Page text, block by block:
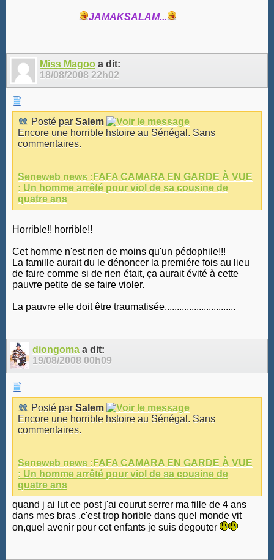
JAMAKSALAM...
Miss Magoo a dit:
18/08/2008 22h02
Posté par Salem
Encore une horrible hstoire au Sénégal. Sans
commentaires.
Seneweb news :FAFA CAMARA EN GARDE À VUE
: Un homme arrêté pour viol de sa cousine de
quatre ans
Horrible!! horrible!!
Cet homme n'est rien de moins qu'un pédophile!!!
La famille aurait du le dénoncer la premiére fois au lieu
de faire comme si de rien était, ça aurait évité à cette
pauvre petite de se faire violer.
La pauvre elle doit être traumatisée.............................
diongomaa dit:
19/08/2008 00h09
Posté par Salem
Encore une horrible hstoire au Sénégal. Sans
commentaires.
Seneweb news :FAFA CAMARA EN GARDE À VUE
: Un homme arrêté pour viol de sa cousine de
quatre ans
quand j ai lut ce post j'ai courut serrer ma fille de 4 ans
dans mes bras ,c'est trop horible dans quel monde vit
on,quel avenir pour cet enfants je suis degouter